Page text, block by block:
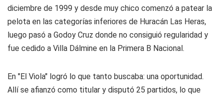
diciembre de 1999 y desde muy chico comenzó a patear la
pelota en las categorías inferiores de Huracán Las Heras,
luego pasó a Godoy Cruz donde no consiguió regularidad y
fue cedido a Villa Dálmine en la Primera B Nacional.
En "El Viola" logró lo que tanto buscaba: una oportunidad.
Allí se afianzó como titular y disputó 25 partidos, lo que